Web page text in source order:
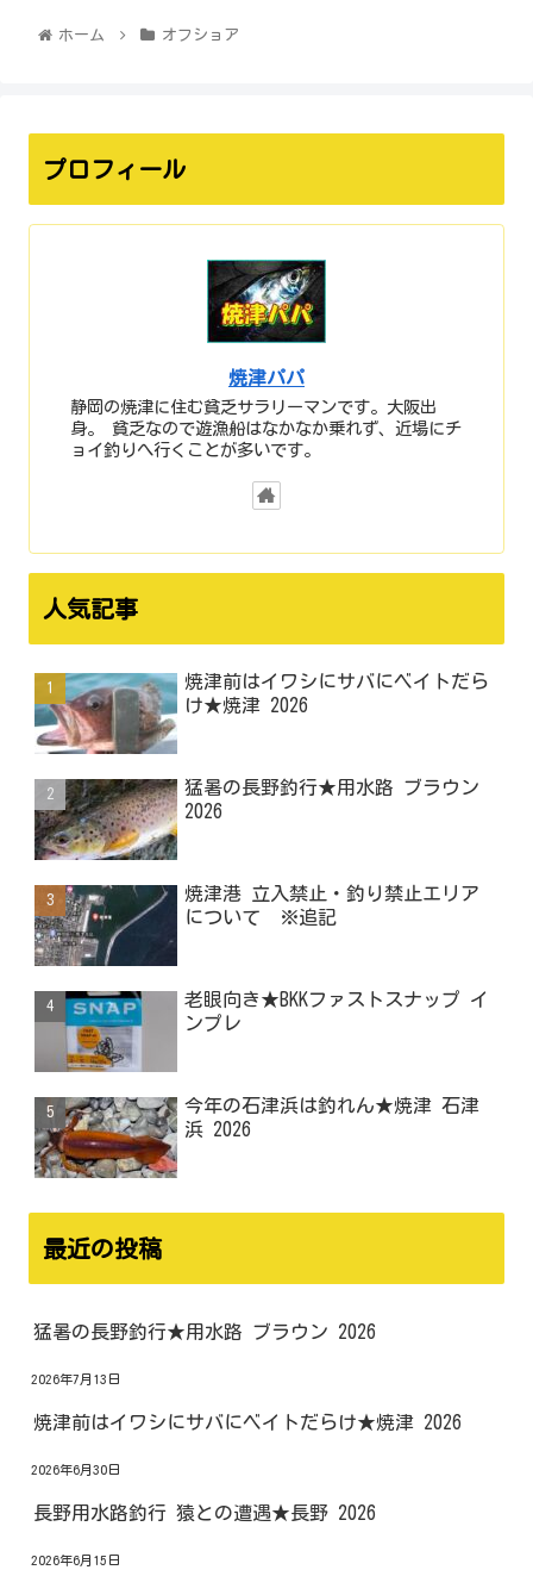
ホーム オフショア
プロフィール
焼津パパ
静岡の焼津に住む貧乏サラリーマンです。大阪出
身。 貧乏なので遊漁船はなかなか乗れず、近場にチ
ョイ釣りへ行くことが多いです。
人気記事
焼津前はイワシにサバにベイトだら
け★焼津 2026
猛暑の長野釣行★用水路 ブラウン
2026
焼津港 立入禁止・釣り禁止エリア
について ※追記
老眼向き★BKKファストスナップ イ
ンプレ
今年の石津浜は釣れん★焼津 石津
浜 2026
最近の投稿
猛暑の長野釣行★用水路 ブラウン 2026
2026年7月13日
焼津前はイワシにサバにベイトだらけ★焼津 2026
2026年6月30日
長野用水路釣行 猿との遭遇★長野 2026
2026年6月15日